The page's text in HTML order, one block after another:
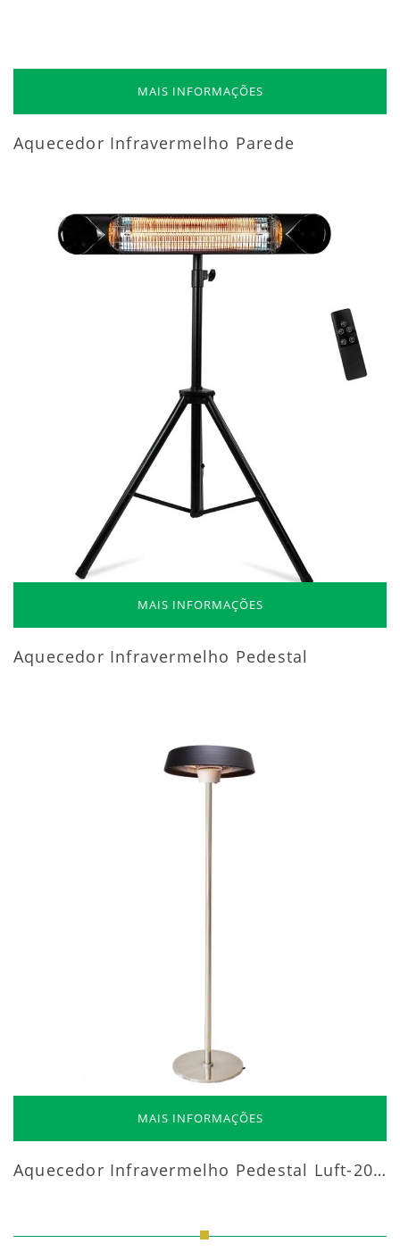
MAIS INFORMAÇÕES
Aquecedor Infravermelho Parede
MAIS INFORMAÇÕES
Aquecedor Infravermelho Pedestal
MAIS INFORMAÇÕES
Aquecedor Infravermelho Pedestal Luft-20000